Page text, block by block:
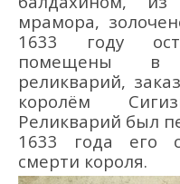
мрамора,
1633 году
помещены в
реликварий,
королём
Реликварий был
1633 года его
смерти короля.